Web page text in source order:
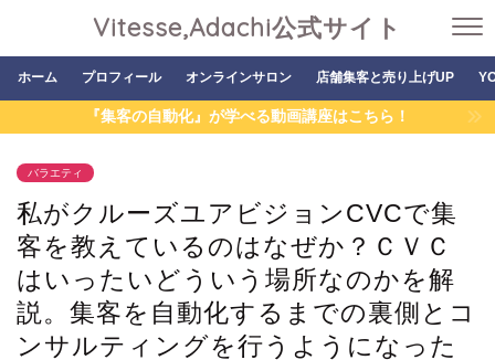
Vitesse,Adachi公式サイト
ホーム プロフィール オンラインサロン 店舗集客と売り上げUP
『集客の自動化』が学べる動画講座はこちら！
バラエティ
私がクルーズユアビジョンCVCで集
客を教えているのはなぜか？ＣＶＣ
はいったいどういう場所なのかを解
説。集客を自動化するまでの裏側とコ
ンサルティングを行うようになった